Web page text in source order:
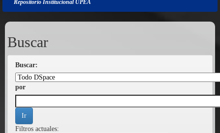
Repositorio Institucional UPEA
Buscar
Buscar:
por
Filtros actuales: